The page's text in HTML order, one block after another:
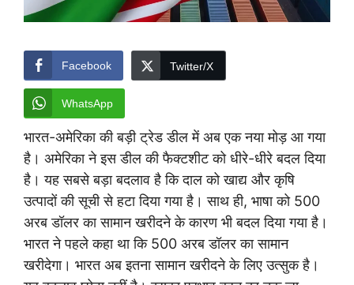
Facebook Twitter/X
WhatsApp
भारत-अमेरिका की बड़ी ट्रेड डील में अब एक नया मोड़ आ गया
है। अमेरिका ने इस डील की फैक्टशीट को धीरे-धीरे बदल दिया
है। यह सबसे बड़ा बदलाव है कि दाल को खाद्य और कृषि
उत्पादों की सूची से हटा दिया गया है। साथ ही, भाषा को 500
अरब डॉलर का सामान खरीदने के कारण भी बदल दिया गया है।
भारत ने पहले कहा था कि 500 अरब डॉलर का सामान
खरीदेगा। भारत अब इतना सामान खरीदने के लिए उत्सुक है।